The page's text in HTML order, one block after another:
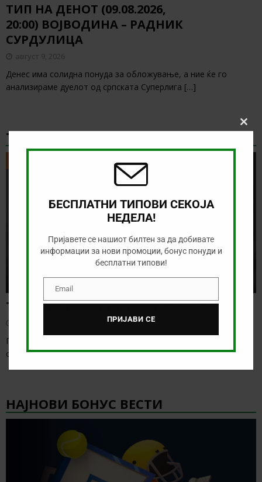
ТИП НА ДЕНОТ (09.08.2026,
20:00) ВОЈВОДИНА – РАДНИК
СУРДУЛИЦА
август 9, 2026
Денес има солидна понуда за обложување, а ние ќе го
анализираме дуелот од српската Суперлига […]
ТИКЕТ НА ДЕНОТ
Тикет на денот (недела, 09.08.2026)
Пред нас е ден со одлична понуда, а за многу кратко ќе го
одбележиме официјалниот[…]
НАЈНОВИ БОНУС ВЕСТИ
БЕСПЛАТНИ ТИПОВИ СЕКОЈА
НЕДЕЛА!
Пријавете се нашиот билтен за да добивате
информации за нови промоции, бонус понуди и
бесплатни типови!
EmailEmail
ПРИЈАВИ СЕ